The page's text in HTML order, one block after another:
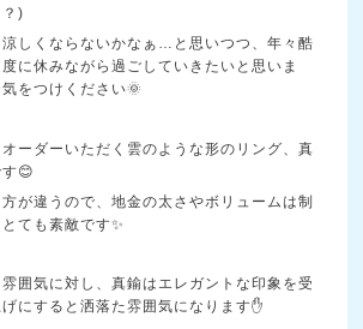
)
しくならないかなぁ…と思いつつ、年々酷
に休みながら過ごしていきたいと思いま
をつけください🌞
ーダーいただく雲のような形のリング、真
😊
が違うので、地金の太さやボリュームは制
ても素敵です✨
囲気に対し、真鍮はエレガントな印象を受
にすると洒落た雰囲気になります✋